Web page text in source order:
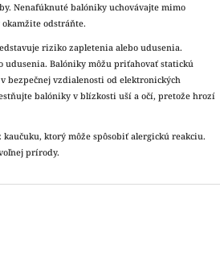
Nenafúknuté balóniky uchovávajte mimo
odstráňte.
riziko zapletenia alebo udusenia.
Balóniky môžu priťahovať statickú
bezpečnej vzdialenosti od elektronických
balóniky v blízkosti uší a očí, pretože hrozí
ktorý môže spôsobiť alergickú reakciu.
prírody.